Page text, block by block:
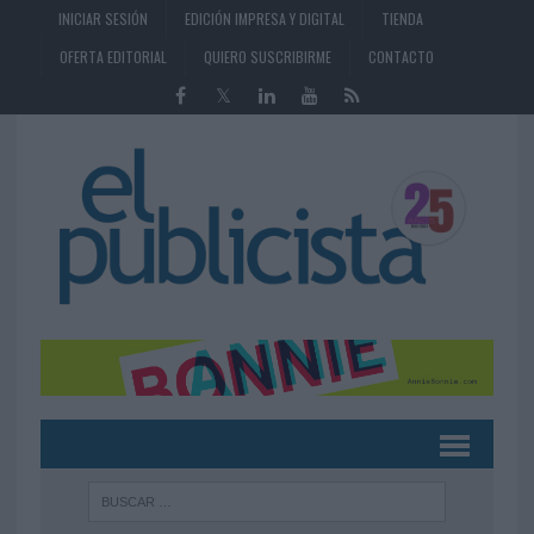
INICIAR SESIÓN EDICIÓN IMPRESA Y DIGITAL
TIENDA
OFERTA EDITORIAL
QUIERO SUSCRIBIRME CONTACTO